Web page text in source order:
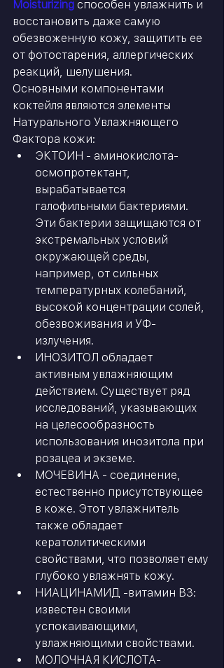
Moisturizing способен увлажнить и
восстановить даже самую
обезвоженную кожу, защитить ее
от фотостарения, аллергических
реакций, шелушения.
Основными компонентами
коктейля являются элементы
Натурального Увлажняющего
Фактора кожи:
ЭКТОИН - аминокислота-
осмопротектант,
вырабатывается
галофильными бактериями.
Эти бактерии защищаются от
экстремальных условий
окружающей среды,
например, от сильных
температурных колебаний,
высокой концентрации солей,
обезвоживания и УФ-
излучения.
ИНОЗИТОЛ обладает
активным увлажняющим
действием. Существует ряд
исследований, указывающих
на целесообразность
использования инозитола при
розацеа и экземе.
МОЧЕВИНА - соединение,
естественно присутствующее
в коже. Этот увлажнитель
также обладает
кератолитическими
свойствами, что позволяет ему
глубоко увлажнять кожу.
НИАЦИНАМИД -витамин B3:
известен своими
успокаивающими,
увлажняющими свойствами.
МОЛОЧНАЯ КИСЛОТА-